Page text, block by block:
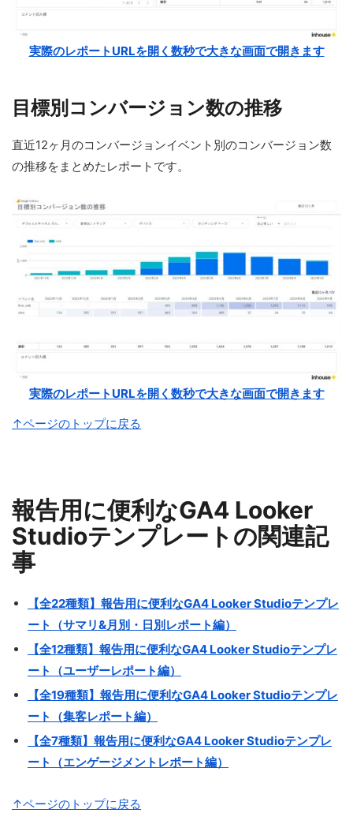
実際のレポートURLを開く数秒で大きな画面で開きます
目標別コンバージョン数の推移
直近12ヶ月のコンバージョンイベント別のコンバージョン数
の推移をまとめたレポートです。
実際のレポートURLを開く数秒で大きな画面で開きます
↑ページのトップに戻る
報告用に便利なGA4 Looker
Studioテンプレートの関連記
事
【全22種類】報告用に便利なGA4 Looker Studioテンプレ
ート（サマリ&月別・日別レポート編）
【全12種類】報告用に便利なGA4 Looker Studioテンプレ
ート（ユーザーレポート編）
【全19種類】報告用に便利なGA4 Looker Studioテンプレ
ート（集客レポート編）
【全7種類】報告用に便利なGA4 Looker Studioテンプレ
ート（エンゲージメントレポート編）
↑ページのトップに戻る